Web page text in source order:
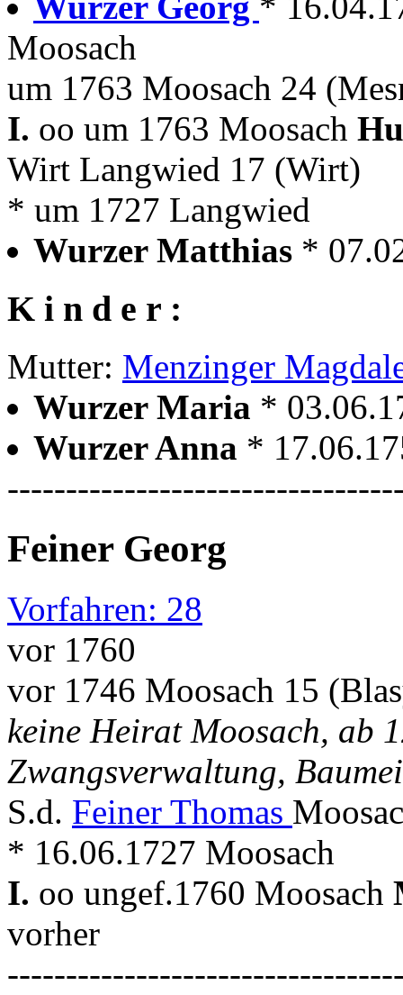
Moosach
um 1763 Moosach 24
I. oo um 1763 Moosach
Wirt Langwied 17 (Wirt)
* um 1727 Langwied
Wurzer Matthias *
K i n d e r :
Mutter: Menzinger
Wurzer Maria *
Wurzer Anna *
Feiner Georg
Vorfahren: 28
vor 1760
vor 1746 Moosach 15
keine Heirat Moosach, ab
Zwangsverwaltung,
S.d. Feiner Thomas
* 16.06.1727 Moosach
I. oo ungef.1760 Moosach
vorher